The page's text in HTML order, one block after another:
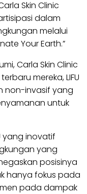
Skin Clinic
dalam
melalui
Your Earth.”
Carla Skin Clinic
mereka, LIFU
non-invasif yang
untuk
yang inovatif
yang
posisinya
hanya fokus pada
pada dampak